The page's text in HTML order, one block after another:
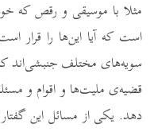
مثلا با موسیقی و رقص که
است که آیا این‌ها را قرار
سویه‌های مختلف جنبشی‌اند که
قضیه‌ی ملیت‌ها و اقوام و
دهد. یکی از مسائل این